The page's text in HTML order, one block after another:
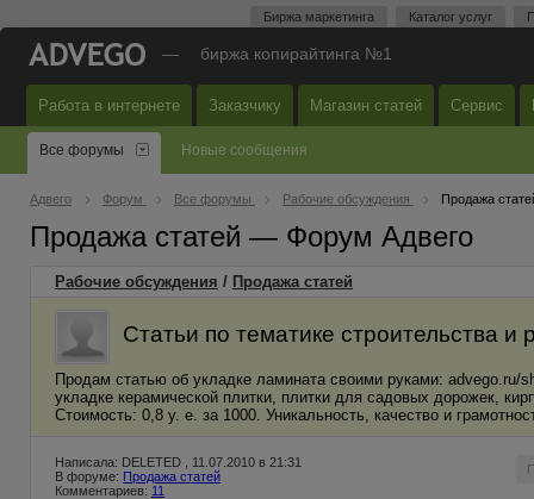
Биржа маркетинга Каталог услуг
— биржа копирайтинга №1
Работа в интернете Заказчику Магазин статей Сервис
Все форумы Новые сообщения
Адвего Форум Все форумы Рабочие обсуждения Продажа
Продажа статей — Форум Адвего
Рабочие обсуждения / Продажа статей
Статьи по тематике строительства и
Продам статью об укладке ламината своими руками: advego.ru/
укладке керамической плитки, плитки для садовых дорожек,
Стоимость: 0,8 у. е. за 1000. Уникальность, качество и
Написала: DELETED , 11.07.2010 в 21:31
В форуме: Продажа статей
Комментариев: 11